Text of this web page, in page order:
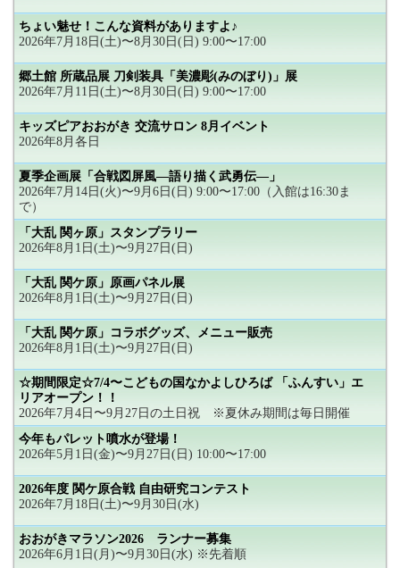
ちょい魅せ！こんな資料がありますよ♪
2026年7月18日(土)〜8月30日(日) 9:00〜17:00
郷土館 所蔵品展 刀剣装具「美濃彫(みのぼり)」展
2026年7月11日(土)〜8月30日(日) 9:00〜17:00
キッズピアおおがき 交流サロン 8月イベント
2026年8月各日
夏季企画展「合戦図屏風―語り描く武勇伝―」
2026年7月14日(火)〜9月6日(日) 9:00〜17:00（入館は16:30ま
で）
「大乱 関ヶ原」スタンプラリー
2026年8月1日(土)〜9月27日(日)
「大乱 関ケ原」原画パネル展
2026年8月1日(土)〜9月27日(日)
「大乱 関ケ原」コラボグッズ、メニュー販売
2026年8月1日(土)〜9月27日(日)
☆期間限定☆7/4〜こどもの国なかよしひろば 「ふんすい」エ
リアオープン！！
2026年7月4日〜9月27日の土日祝 ※夏休み期間は毎日開催
今年もパレット噴水が登場！
2026年5月1日(金)〜9月27日(日) 10:00〜17:00
2026年度 関ケ原合戦 自由研究コンテスト
2026年7月18日(土)〜9月30日(水)
おおがきマラソン2026 ランナー募集
2026年6月1日(月)〜9月30日(水) ※先着順